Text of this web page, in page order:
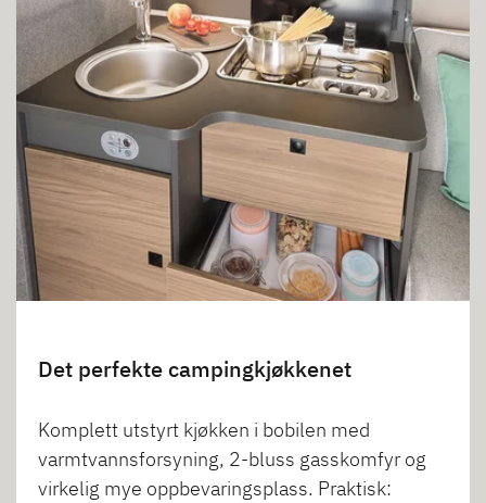
Det perfekte campingkjøkkenet
Komplett utstyrt kjøkken i bobilen med
varmtvannsforsyning, 2-bluss gasskomfyr og
virkelig mye oppbevaringsplass. Praktisk: